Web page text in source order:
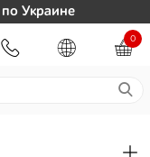
Украине
0